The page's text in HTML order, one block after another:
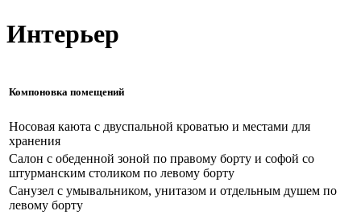
Интерьер
Компоновка помещений
Носовая каюта с двуспальной кроватью и местами для
хранения
Салон с обеденной зоной по правому борту и софой со
штурманским столиком по левому борту
Санузел с умывальником, унитазом и отдельным душем по
левому борту